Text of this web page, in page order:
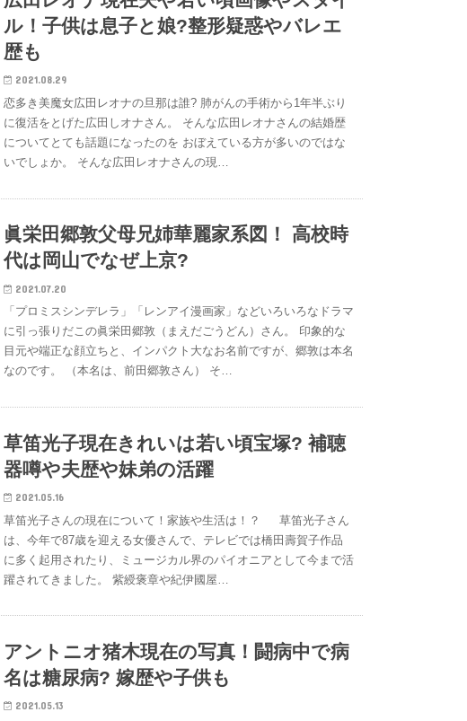
ル！子供は息子と娘?整形疑惑やバレエ
歴も
2021.08.29
恋多き美魔女広田レオナの旦那は誰? 肺がんの手術から1年半ぶり
に復活をとげた広田しオナさん。 そんな広田レオナさんの結婚歴
についてとても話題になったのを おぼえている方が多いのではな
いでしょか。 そんな広田レオナさんの現…
眞栄田郷敦父母兄姉華麗家系図！ 高校時
代は岡山でなぜ上京?
2021.07.20
「プロミスシンデレラ」「レンアイ漫画家」などいろいろなドラマ
に引っ張りだこの眞栄田郷敦（まえだごうどん）さん。 印象的な
目元や端正な顔立ちと、インパクト大なお名前ですが、郷敦は本名
なのです。 （本名は、前田郷敦さん） そ…
草笛光子現在きれいは若い頃宝塚? 補聴
器噂や夫歴や妹弟の活躍
2021.05.16
草笛光子さんの現在について！家族や生活は！？ 草笛光子さん
は、今年で87歳を迎える女優さんで、テレビでは橋田壽賀子作品
に多く起用されたり、ミュージカル界のパイオニアとして今まで活
躍されてきました。 紫綬褒章や紀伊國屋…
アントニオ猪木現在の写真！闘病中で病
名は糖尿病? 嫁歴や子供も
2021.05.13